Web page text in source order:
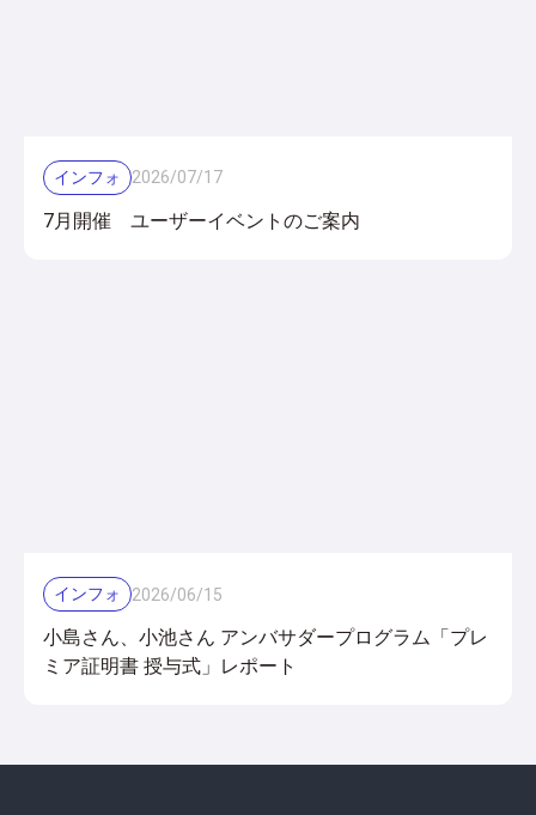
インフォ 2026/07/17
7月開催 ユーザーイベントのご案内
インフォ 2026/06/15
小島さん、小池さん アンバサダープログラム「プレ
ミア証明書 授与式」レポート